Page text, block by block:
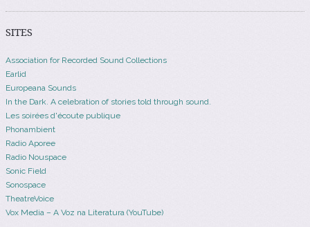
SITES
Association for Recorded Sound Collections
Earlid
Europeana Sounds
In the Dark. A celebration of stories told through sound.
Les soirées d'écoute publique
Phonambient
Radio Aporee
Radio Nouspace
Sonic Field
Sonospace
TheatreVoice
Vox Media – A Voz na Literatura (YouTube)